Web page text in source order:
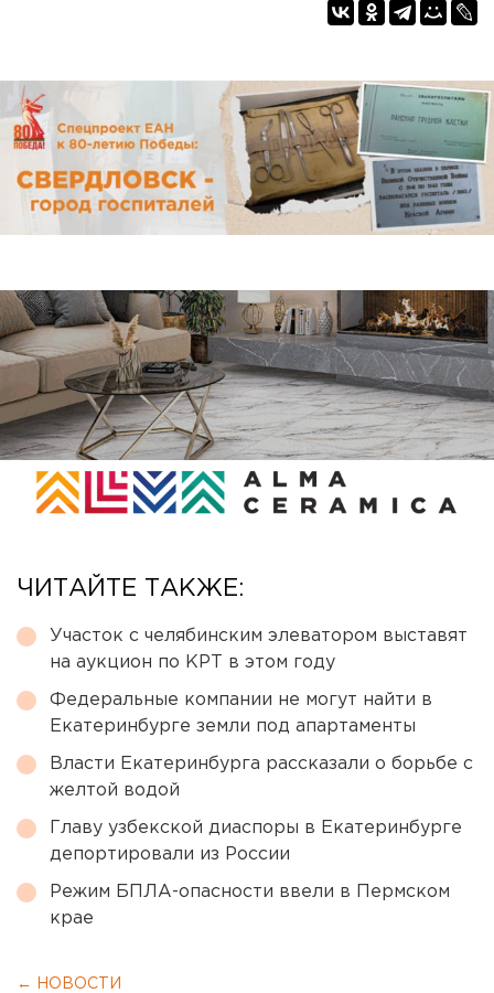
ЧИТАЙТЕ ТАКЖЕ:
Участок с челябинским элеватором выставят
на аукцион по КРТ в этом году
Федеральные компании не могут найти в
Екатеринбурге земли под апартаменты
Власти Екатеринбурга рассказали о борьбе с
желтой водой
Главу узбекской диаспоры в Екатеринбурге
депортировали из России
Режим БПЛА-опасности ввели в Пермском
крае
← НОВОСТИ